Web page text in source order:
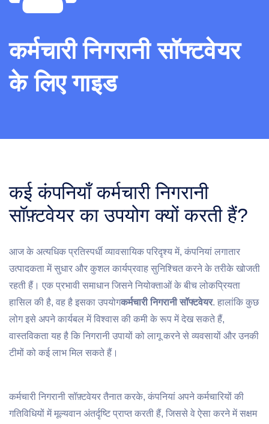
कर्मचारी निगरानी सॉफ्टवेयर
के लिए गाइड
कई कंपनियाँ कर्मचारी निगरानी
सॉफ़्टवेयर का उपयोग क्यों करती हैं?
आज के अत्यधिक प्रतिस्पर्धी व्यावसायिक परिदृश्य में, कंपनियां लगातार
उत्पादकता में सुधार और कुशल कार्यप्रवाह सुनिश्चित करने के तरीके खोजती
रहती हैं। एक प्रभावी समाधान जिसने नियोक्ताओं के बीच लोकप्रियता
हासिल की है, वह है इसका उपयोगकर्मचारी निगरानी सॉफ्टवेयर. हालांकि कुछ
लोग इसे अपने कार्यबल में विश्वास की कमी के रूप में देख सकते हैं,
वास्तविकता यह है कि निगरानी उपायों को लागू करने से व्यवसायों और उनकी
टीमों को कई लाभ मिल सकते हैं।
कर्मचारी निगरानी सॉफ़्टवेयर तैनात करके, कंपनियां अपने कर्मचारियों की
गतिविधियों में मूल्यवान अंतर्दृष्टि प्राप्त करती हैं, जिससे वे ऐसा करने में सक्षम